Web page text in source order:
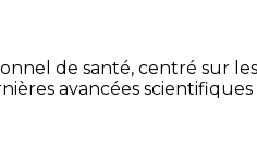
de santé, centré sur
avancées